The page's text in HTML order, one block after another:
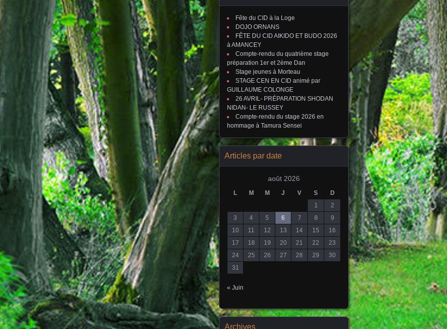
Fête du CID à la Loge
DOJO ORNANS
FÊTE DU CID AIKIDO ET BUDO 2026
à AMANCEY
Compte-rendu du quatrième stage
préparation 1er et 2ème Dan
Stage jeunes à Morteau
STAGE CEN EN CID animé par
GUILLAUME COLONGE
26 AVRIL- PRÉPARATION SHODAN
NIDAN- LE RUSSEY
Compte-rendu du stage 2026 en
hommage à Tamura Sensei
Articles par date
août 2026
L M M J V S
D
1
2
3
4 5 6 7 8
9
10
11 12 13 14 15
16
17
18 19 20 21 22
23
24
25 26 27 28 29
30
31
« Juin
Archives